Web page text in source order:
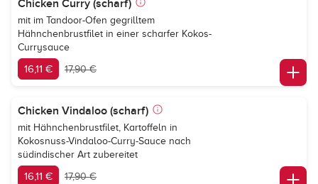
Chicken Curry (scharf)
mit im Tandoor-Ofen gegrilltem
Hähnchenbrustfilet in einer scharfer Kokos-
Currysauce
16,11 € 17,90 €
Chicken Vindaloo (scharf)
mit Hähnchenbrustfilet, Kartoffeln in
Kokosnuss-Vindaloo-Curry-Sauce nach
südindischer Art zubereitet
16,11 € 17,90 €